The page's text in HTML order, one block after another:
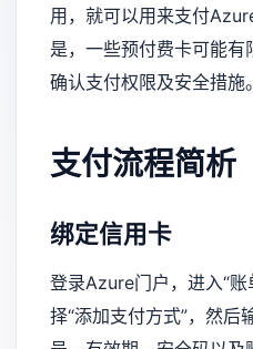
用，就可以用来支付
是，一些预付费卡可能
确认支付权限及安全措施。
支付流程简析
绑定信用卡
登录Azure门户，进入“账
择“添加支付方式”，然后